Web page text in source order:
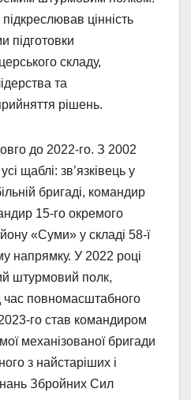
цінність
підготовки
складу,
та
рішень.
до 2022-го. З 2002
щаблі: зв’язківець у
бригаді, командир
15-го окремого
«Суми» у складі 58-ї
напрямку. У 2022 році
штурмовий полк,
повномасштабного
го став командиром
механізованої бригади
з найстаріших і
Збройних Сил